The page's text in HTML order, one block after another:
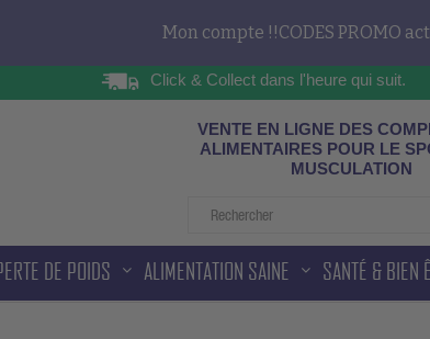
Mon compte !!CODES PROMO
Click & Collect dans l'heure qui suit.
VENTE EN LIGNE DES
ALIMENTAIRES POUR LE
MUSCULATION
DE POIDS ALIMENTATION SAINE SANTÉ & BIEN